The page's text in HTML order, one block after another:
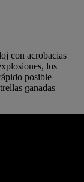
con acrobacias
los
posible
ganadas